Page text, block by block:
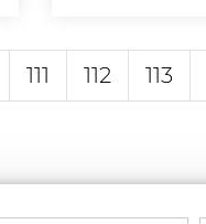
111 112 113